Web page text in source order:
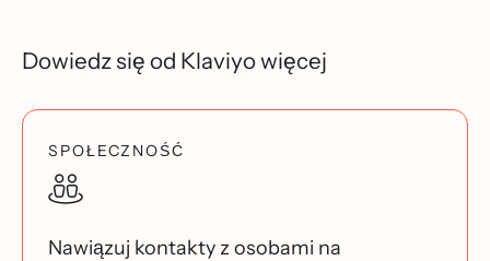
Dowiedz się od Klaviyo więcej
SPOŁECZNOŚĆ
Nawiązuj kontakty z osobami na